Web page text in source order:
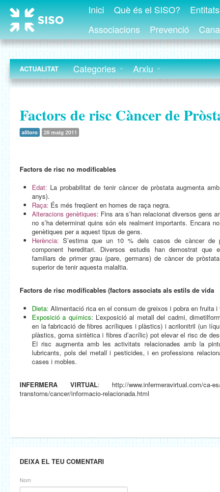
Inici Què és el SISO?
Associacions
Prevenció
ACTUALITAT Categories Arxiu
Factors de risc Càncer de
allloro 28 maig 2011
Factors de risc no modificables
Edat: La probabilitat de tenir càncer de pròstata augmenta
anys).
Raça: És més freqüent en homes de raça negra.
Alteracions genètiques: Fins ara s’han relacionat diversos gens
no s’ha determinat quins són els realment importants. Encara
genètiques per a aquest tipus de gens.
Herència: S’estima que un 10 % dels casos de càncer de
component hereditari. Diversos estudis han demostrat que
familiars de primer grau (pare, germans) de càncer de
superior de tenir aquesta malaltia.
Factors de risc modificables (factors associats als estils de vida
Dieta: Alimentació rica en el consum de greixos i pobra en fruita i
Exposició a químics: L’exposició al metall del cadmi,
en la fabricació de fibres acríliques i plàstics) i acrilonitril (un
plàstics, goma sintètica i fibres d’acrílic) pot elevar el risc de
El risc augmenta amb les activitats relacionades amb la
lubricants, pols del metall i pesticides, i en professions
cases i mobles.
INFERMERA VIRTUAL: http://www.infermeravirtual.com/ca-es/
transtorns/cancer/informacio-relacionada.html
DEIXA EL TEU COMENTARI
Nom